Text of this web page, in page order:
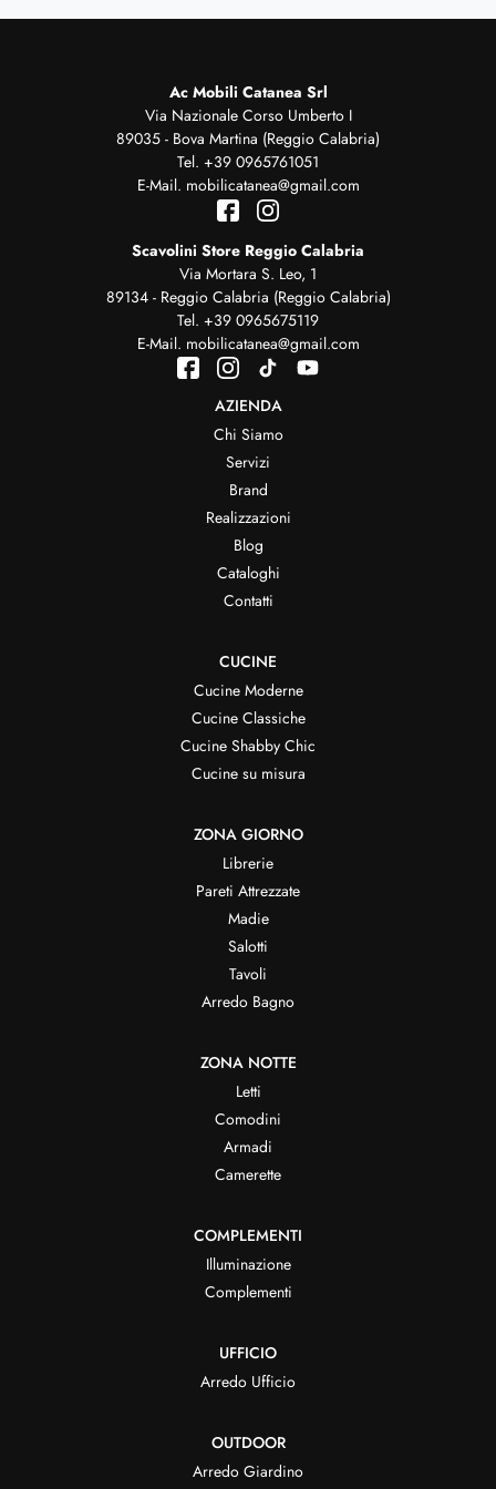
Ac Mobili Catanea Srl
Via Nazionale Corso Umberto I
89035 - Bova Martina (Reggio Calabria)
Tel. +39 0965761051
E-Mail. mobilicatanea@gmail.com
Scavolini Store Reggio Calabria
Via Mortara S. Leo, 1
89134 - Reggio Calabria (Reggio Calabria)
Tel. +39 0965675119
E-Mail. mobilicatanea@gmail.com
AZIENDA
Chi Siamo
Servizi
Brand
Realizzazioni
Blog
Cataloghi
Contatti
CUCINE
Cucine Moderne
Cucine Classiche
Cucine Shabby Chic
Cucine su misura
ZONA GIORNO
Librerie
Pareti Attrezzate
Madie
Salotti
Tavoli
Arredo Bagno
ZONA NOTTE
Letti
Comodini
Armadi
Camerette
COMPLEMENTI
Illuminazione
Complementi
UFFICIO
Arredo Ufficio
OUTDOOR
Arredo Giardino